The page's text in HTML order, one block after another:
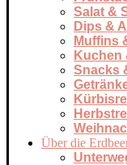
Salat &
Dips &
Muffins
Kuchen
Snacks
Über die